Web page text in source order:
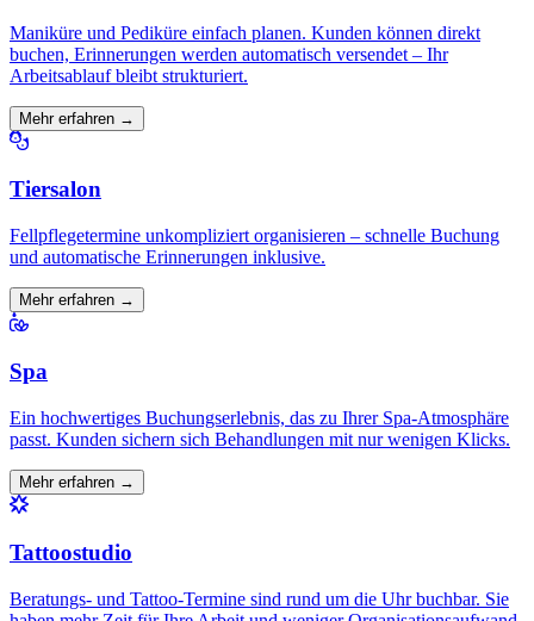
Maniküre und Pediküre einfach planen. Kunden können direkt
buchen, Erinnerungen werden automatisch versendet – Ihr
Arbeitsablauf bleibt strukturiert.
Mehr erfahren →
Tiersalon
Fellpflegetermine unkompliziert organisieren – schnelle Buchung
und automatische Erinnerungen inklusive.
Mehr erfahren →
Spa
Ein hochwertiges Buchungserlebnis, das zu Ihrer Spa-Atmosphäre
passt. Kunden sichern sich Behandlungen mit nur wenigen Klicks.
Mehr erfahren →
Tattoostudio
Beratungs- und Tattoo-Termine sind rund um die Uhr buchbar. Sie